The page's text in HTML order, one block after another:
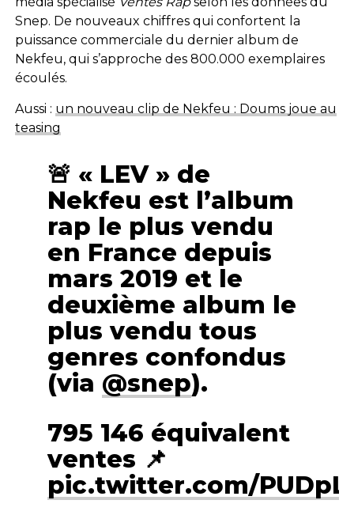
Snep. De nouveaux chiffres qui confortent la
puissance commerciale du dernier album de
Nekfeu, qui s’approche des 800.000 exemplaires
écoulés.
Aussi : un nouveau clip de Nekfeu : Doums joue au
teasing
🚨 « LEV » de
Nekfeu est l’album
rap le plus vendu
en France depuis
mars 2019 et le
deuxième album le
plus vendu tous
genres confondus
(via @snep).
795 146 équivalent
ventes 📌
pic.twitter.com/